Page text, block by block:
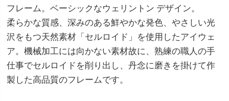
フレーム。ベーシックなウェリントン デザイン。
柔らかな質感、深みのある鮮やかな発色、やさしい光
沢をもつ天然素材「セルロイド」を使用したアイウェ
ア。機械加工には向かない素材故に、熟練の職人の手
仕事でセルロイドを削り出し、丹念に磨きを掛けて作
製した高品質のフレームです。